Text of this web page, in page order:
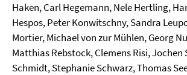
Haken, Carl Hegemann, Nele Hertling,
Hespos, Peter Konwitschny, Sandra
Mortier, Michael von zur Mühlen, Georg
Matthias Rebstock, Clemens Risi, Jochen
Schmidt, Stephanie Schwarz, Thomas